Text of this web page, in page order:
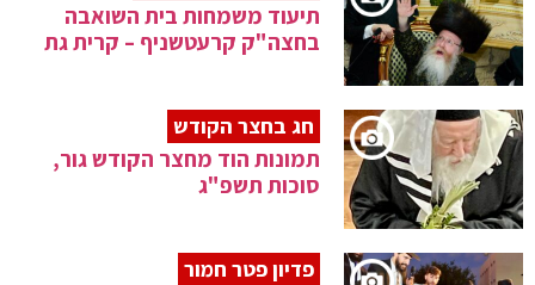
תיעוד משמחות בית השואבה
בחצה"ק קרעטשניף – קרית גת
חג בחצר הקודש
תמונות הוד מחצר הקודש גור,
סוכות תשפ"ג
פדיון פטר חמור